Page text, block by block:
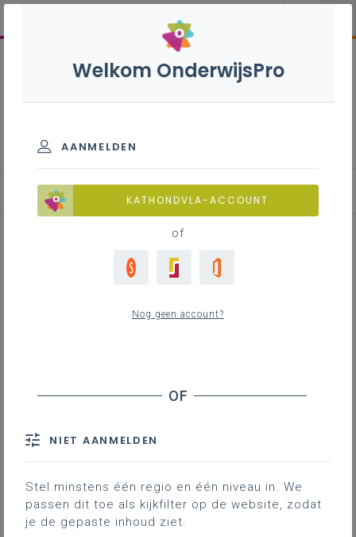
Leerplandoel in de kijker -
Wat zijn voorbeelden van mondelinge interactie?
helpen?
Hoe weet ik of de leerling de opdracht tot een goed
einde heeft gebracht?
Welkom OnderwijsPro
AANMELDEN
KATHONDVLA-ACCOUNT
of
Nog geen account?
NIET AANMELDEN
Stel minstens één regio en één niveau in. We
passen dit toe als kijkfilter op de website, zodat
je de gepaste inhoud ziet.